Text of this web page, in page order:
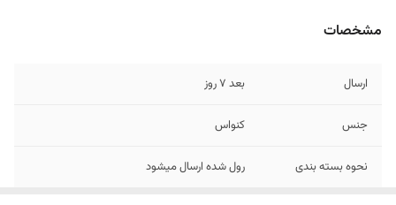
مشخصات
ارسال بعد 7 روز
جنس کنواس
نحوه بسته بندی رول شده ارسال میشود